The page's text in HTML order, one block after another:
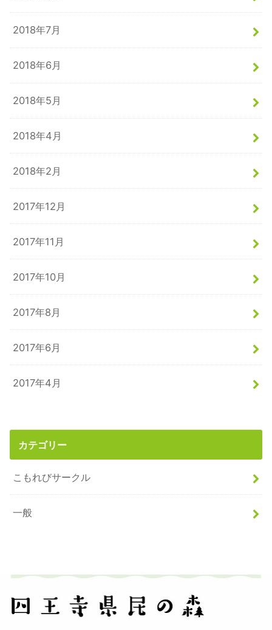
2018年7月
2018年6月
2018年5月
2018年4月
2018年2月
2017年12月
2017年11月
2017年10月
2017年8月
2017年6月
2017年4月
カテゴリー
こもれびサークル
一般